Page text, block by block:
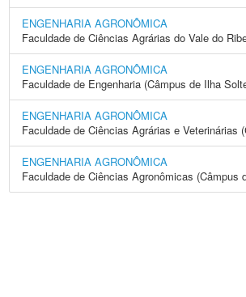
ENGENHARIA AGRONÔMICA
Faculdade de Ciências Agrárias do Vale do
ENGENHARIA AGRONÔMICA
Faculdade de Engenharia (Câmpus de Ilha
ENGENHARIA AGRONÔMICA
Faculdade de Ciências Agrárias e Veterinárias
ENGENHARIA AGRONÔMICA
Faculdade de Ciências Agronômicas (Câmpus